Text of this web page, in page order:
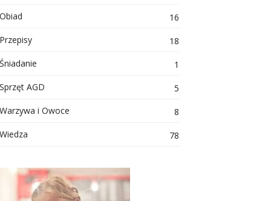
Obiad
16
Przepisy
18
Śniadanie
1
Sprzęt AGD
5
Warzywa i Owoce
8
Wiedza
78